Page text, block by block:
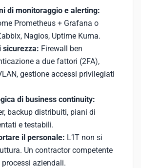
di monitoraggio e alerting:
Prometheus + Grafana o
Nagios, Uptime Kuma.
sicurezza: Firewall ben
a due fattori (2FA),
gestione accessi privilegiati
di business continuity:
backup distribuiti, piani di
e testabili.
il personale: L’IT non si
Un contractor competente
aziendali.